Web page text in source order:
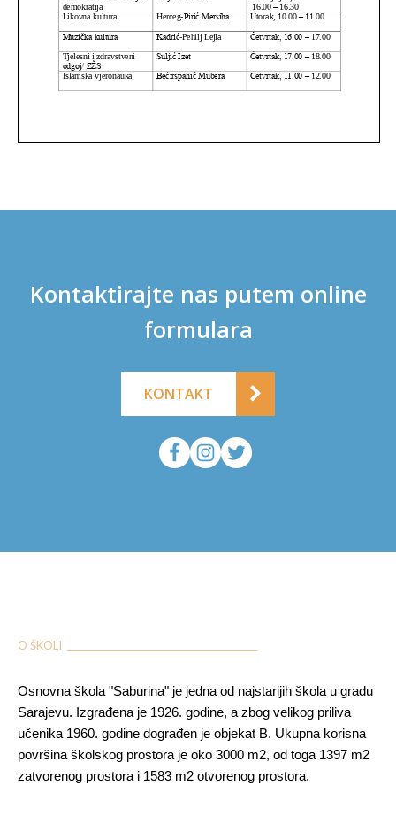
Kontaktirajte nas putem online
formulara
KONTAKT
O ŠKOLI ___________________________________________
Osnovna škola "Saburina" je jedna od najstarijih škola u gradu
Sarajevu. Izgrađena je 1926. godine, a zbog velikog priliva
učenika 1960. godine dograđen je objekat B. Ukupna korisna
površina školskog prostora je oko 3000 m2, od toga 1397 m2
zatvorenog prostora i 1583 m2 otvorenog prostora.